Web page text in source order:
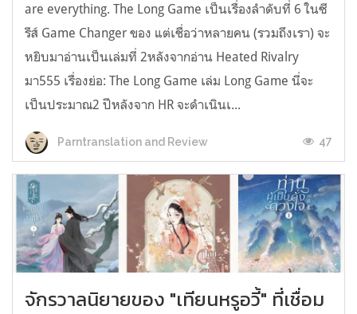
are everything. The Long Game เป็นเรื่องลำดับที่ 6 ในซี
รีส์ Game Changer ของ แต่เชื่อว่าหลายคน (รวมถึงเรา) จะ
หยิบมาอ่านเป็นเล่มที่ 2หลังจากอ่าน Heated Rivalry
มา555 เรื่องย่อ: The Long Game เล่ม Long Game นี่จะ
เป็นประมาณ2 ปีหลังจาก HR จะดำเนินเ...
Parntranslation and Review 47
จักรวาลนิยายของ "เทียนหรูอวี้" ที่เชื่อม